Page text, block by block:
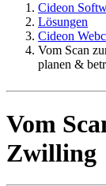
Cideon
Lösungen
Cideon
Vom Scan
planen &
Vom
Zwilling